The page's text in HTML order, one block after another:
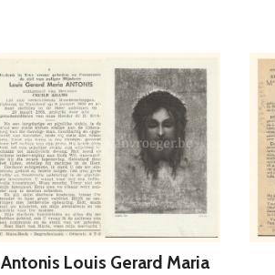
Antonis Louis Gerard Maria